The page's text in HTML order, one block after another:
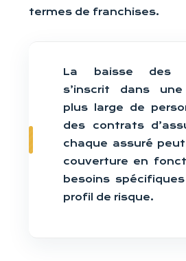
termes de franchises.
La baisse des
s’inscrit dans
plus large de
des contrats
chaque assuré
couverture en
besoins
profil de risque.